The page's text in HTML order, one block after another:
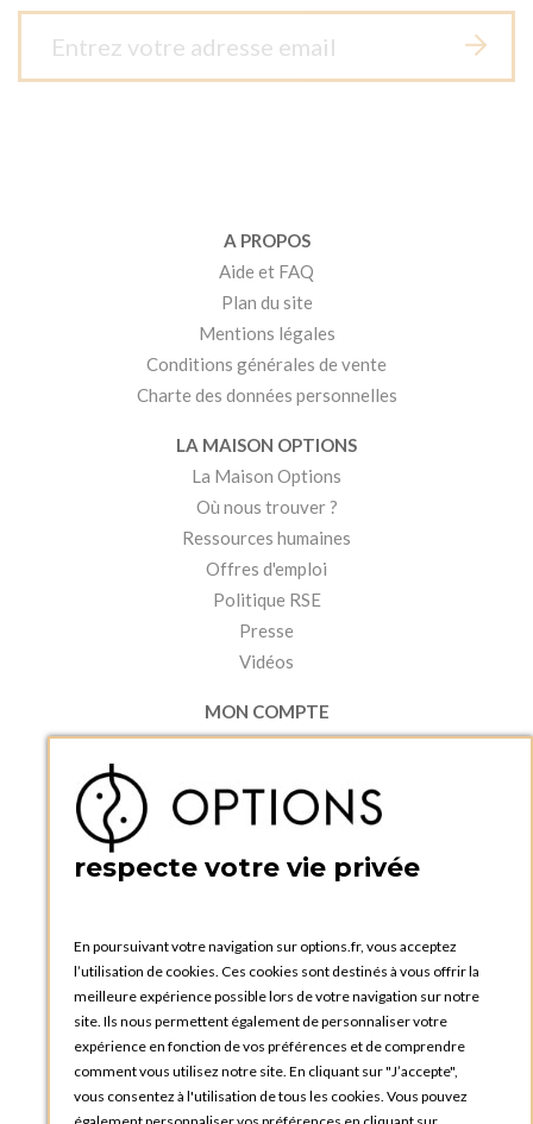
A PROPOS
Aide et FAQ
Plan du site
Mentions légales
Conditions générales de vente
Charte des données personnelles
LA MAISON OPTIONS
La Maison Options
Où nous trouver ?
Ressources humaines
Offres d'emploi
Politique RSE
Presse
Vidéos
MON COMPTE
Accéder à mon compte
Créer un compte
PRATIQUE
Catalogues et bons de commande
Tutoriels
OPTIONS LUXEMBOURG
respecte votre vie privée
En poursuivant votre navigation sur options.fr, vous acceptez
l’utilisation de cookies. Ces cookies sont destinés à vous offrir la
meilleure expérience possible lors de votre navigation sur notre
site. Ils nous permettent également de personnaliser votre
expérience en fonction de vos préférences et de comprendre
comment vous utilisez notre site. En cliquant sur "J’accepte",
vous consentez à l'utilisation de tous les cookies. Vous pouvez